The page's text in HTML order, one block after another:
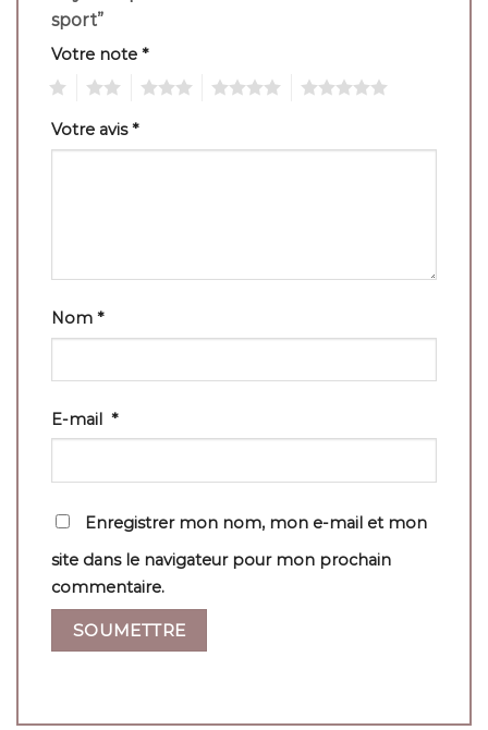
sport”
Votre note *
Votre avis*
Nom *
E-mail *
Enregistrer mon nom, mon e-mail et mon
site dans le navigateur pour mon prochain
commentaire.